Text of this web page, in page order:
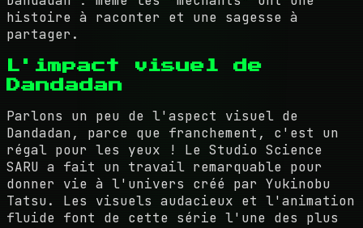
histoire à raconter et une sagesse à
partager.
L'impact visuel de
Dandadan
Parlons un peu de l'aspect visuel de
Dandadan, parce que franchement, c'est un
régal pour les yeux ! Le Studio Science
SARU a fait un travail remarquable pour
donner vie à l'univers créé par Yukinobu
Tatsu. Les visuels audacieux et l'animation
fluide font de cette série l'une des plus